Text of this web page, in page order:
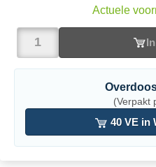
Actuele
(Verpakt
40 VE in